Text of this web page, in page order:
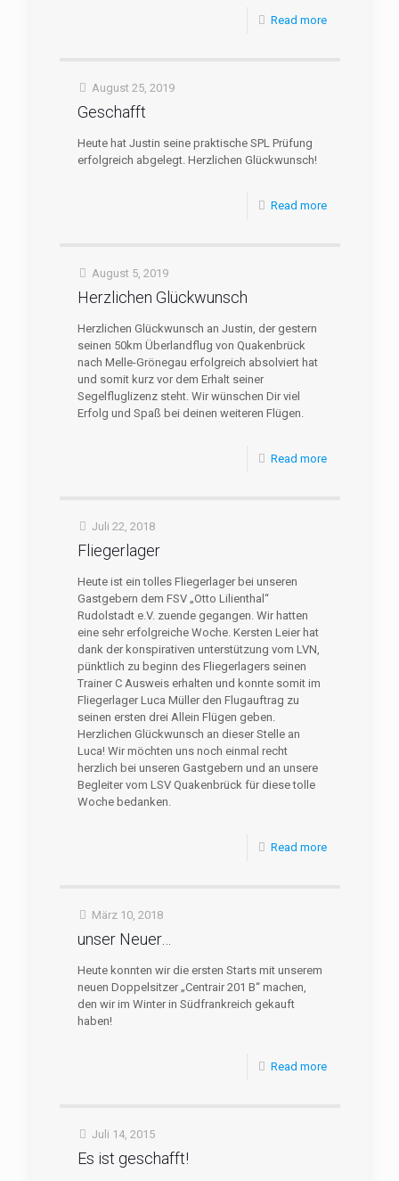
Read more
August 25, 2019
Geschafft
Heute hat Justin seine praktische SPL Prüfung
erfolgreich abgelegt. Herzlichen Glückwunsch!
Read more
August 5, 2019
Herzlichen Glückwunsch
Herzlichen Glückwunsch an Justin, der gestern
seinen 50km Überlandflug von Quakenbrück
nach Melle-Grönegau erfolgreich absolviert hat
und somit kurz vor dem Erhalt seiner
Segelfluglizenz steht. Wir wünschen Dir viel
Erfolg und Spaß bei deinen weiteren Flügen.
Read more
Juli 22, 2018
Fliegerlager
Heute ist ein tolles Fliegerlager bei unseren
Gastgebern dem FSV „Otto Lilienthal“
Rudolstadt e.V. zuende gegangen. Wir hatten
eine sehr erfolgreiche Woche. Kersten Leier hat
dank der konspirativen unterstützung vom LVN,
pünktlich zu beginn des Fliegerlagers seinen
Trainer C Ausweis erhalten und konnte somit im
Fliegerlager Luca Müller den Flugauftrag zu
seinen ersten drei Allein Flügen geben.
Herzlichen Glückwunsch an dieser Stelle an
Luca! Wir möchten uns noch einmal recht
herzlich bei unseren Gastgebern und an unsere
Begleiter vom LSV Quakenbrück für diese tolle
Woche bedanken.
Read more
März 10, 2018
unser Neuer…
Heute konnten wir die ersten Starts mit unserem
neuen Doppelsitzer „Centrair 201 B“ machen,
den wir im Winter in Südfrankreich gekauft
haben!
Read more
Juli 14, 2015
Es ist geschafft!